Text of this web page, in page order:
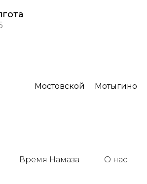
Мостовской Мотыгино
Время Намаза О нас